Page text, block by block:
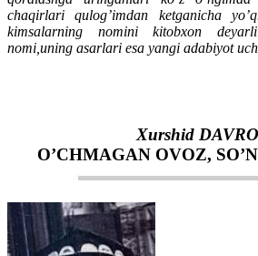
chaqirlari qulog’imdan ketganicha
kimsalarning nomini kitobxon deyarli
nomi,uning asarlari esa yangi adabiyot
Xurshid
O’CHMAGAN OVOZ,